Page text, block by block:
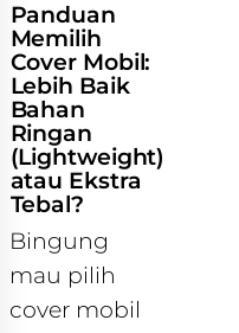
Panduan
Memilih
Cover Mobil:
Lebih Baik
Bahan
Ringan
(Lightweight)
atau Ekstra
Tebal?
Bingung
mau pilih
cover mobil